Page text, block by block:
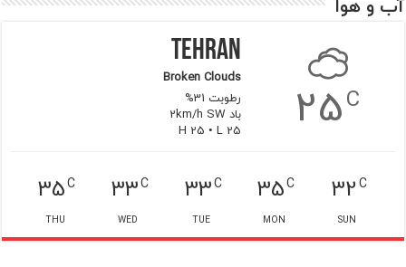
25C
Tehran
Broken Clouds
رطوبت 31%
باد 2km/h SW
H 25 • L 25
32C
SUN
35C
MON
33C
TUE
33C
WED
35C
THU